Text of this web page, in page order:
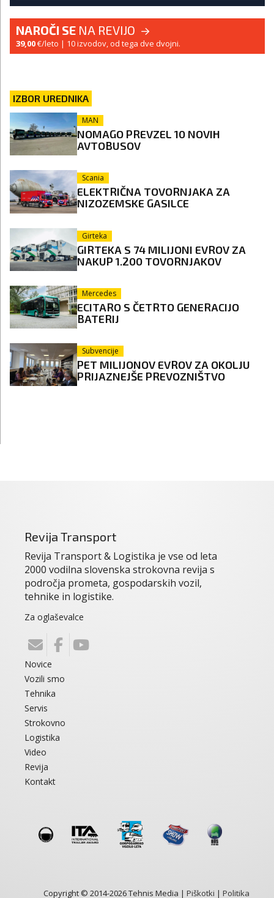
NAROČI SE NA REVIJO
39,00€/leto | 10 izvodov, od tega dve dvojni.
IZBOR UREDNIKA
MAN
NOMAGO PREVZEL 10 NOVIH
AVTOBUSOV
Scania
ELEKTRIČNA TOVORNJAKA ZA
NIZOZEMSKE GASILCE
Girteka
GIRTEKA S 74 MILIJONI EVROV ZA
NAKUP 1.200 TOVORNJAKOV
Mercedes
ECITARO S ČETRTO GENERACIJO
BATERIJ
Subvencije
PET MILIJONOV EVROV ZA OKOLJU
PRIJAZNEJŠE PREVOZNIŠTVO
Revija Transport
Revija Transport & Logistika je vse od leta
2000 vodilna slovenska strokovna revija s
področja prometa, gospodarskih vozil,
tehnike in logistike.
Za oglaševalce
Novice
Vozili smo
Tehnika
Servis
Strokovno
Logistika
Video
Revija
Kontakt
Copyright © 2014-2026 Tehnis Media | Piškotki | Politika